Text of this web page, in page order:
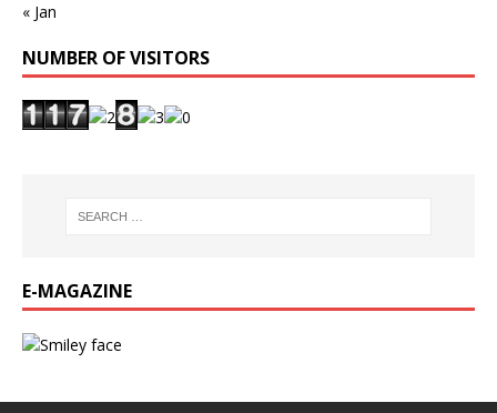
« Jan
NUMBER OF VISITORS
E-MAGAZINE